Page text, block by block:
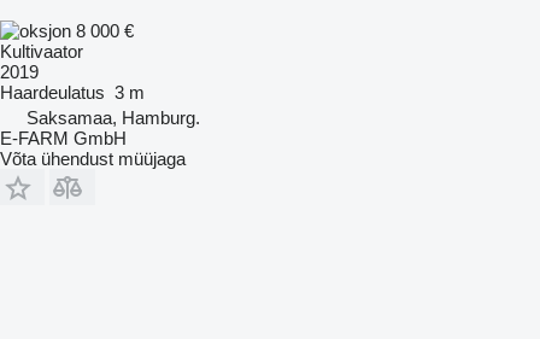
8 000 €
Kultivaator
2019
Haardeulatus 3 m
Saksamaa, Hamburg.
E-FARM GmbH
Võta ühendust müüjaga